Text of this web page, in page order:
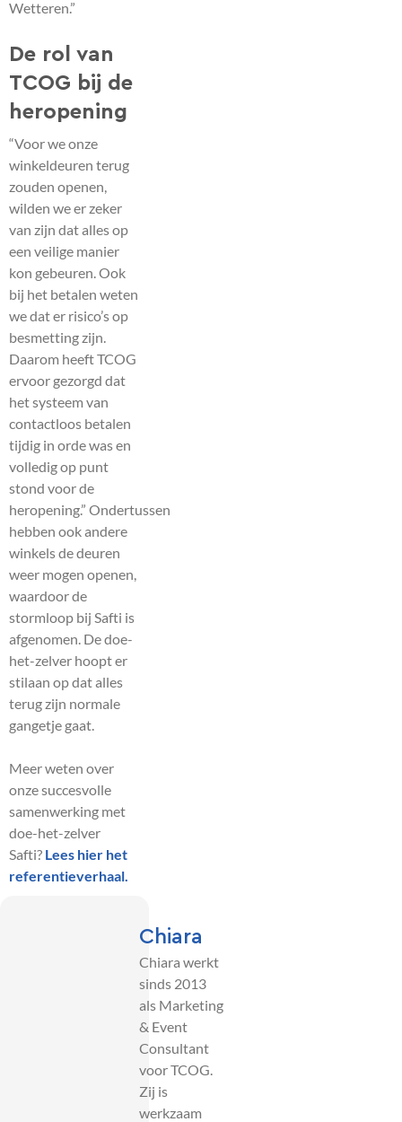
Wetteren.”
De rol van
TCOG bij de
heropening
“Voor we onze
winkeldeuren terug
zouden openen,
wilden we er zeker
van zijn dat alles op
een veilige manier
kon gebeuren. Ook
bij het betalen weten
we dat er risico’s op
besmetting zijn.
Daarom heeft TCOG
ervoor gezorgd dat
het systeem van
contactloos betalen
tijdig in orde was en
volledig op punt
stond voor de
heropening.” Ondertussen
hebben ook andere
winkels de deuren
weer mogen openen,
waardoor de
stormloop bij Safti is
afgenomen. De doe-
het-zelver hoopt er
stilaan op dat alles
terug zijn normale
gangetje gaat.
Meer weten over
onze succesvolle
samenwerking met
doe-het-zelver
Safti? Lees hier het
referentieverhaal.
Chiara
Chiara werkt
sinds 2013
als Marketing
& Event
Consultant
voor TCOG.
Zij is
werkzaam